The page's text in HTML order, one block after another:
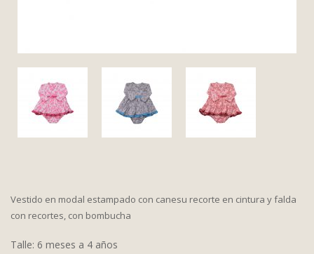
Vestido en modal estampado con canesu recorte en cintura y falda
con recortes, con bombucha
Talle: 6 meses a 4 años